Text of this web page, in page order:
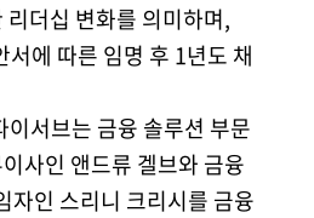
더십 변화를 의미하며,
에 따른 임명 후 1년도 채
서브는 금융 솔루션 부문
사인 앤드류 겔브와 금융
자인 스리니 크리시를 금융